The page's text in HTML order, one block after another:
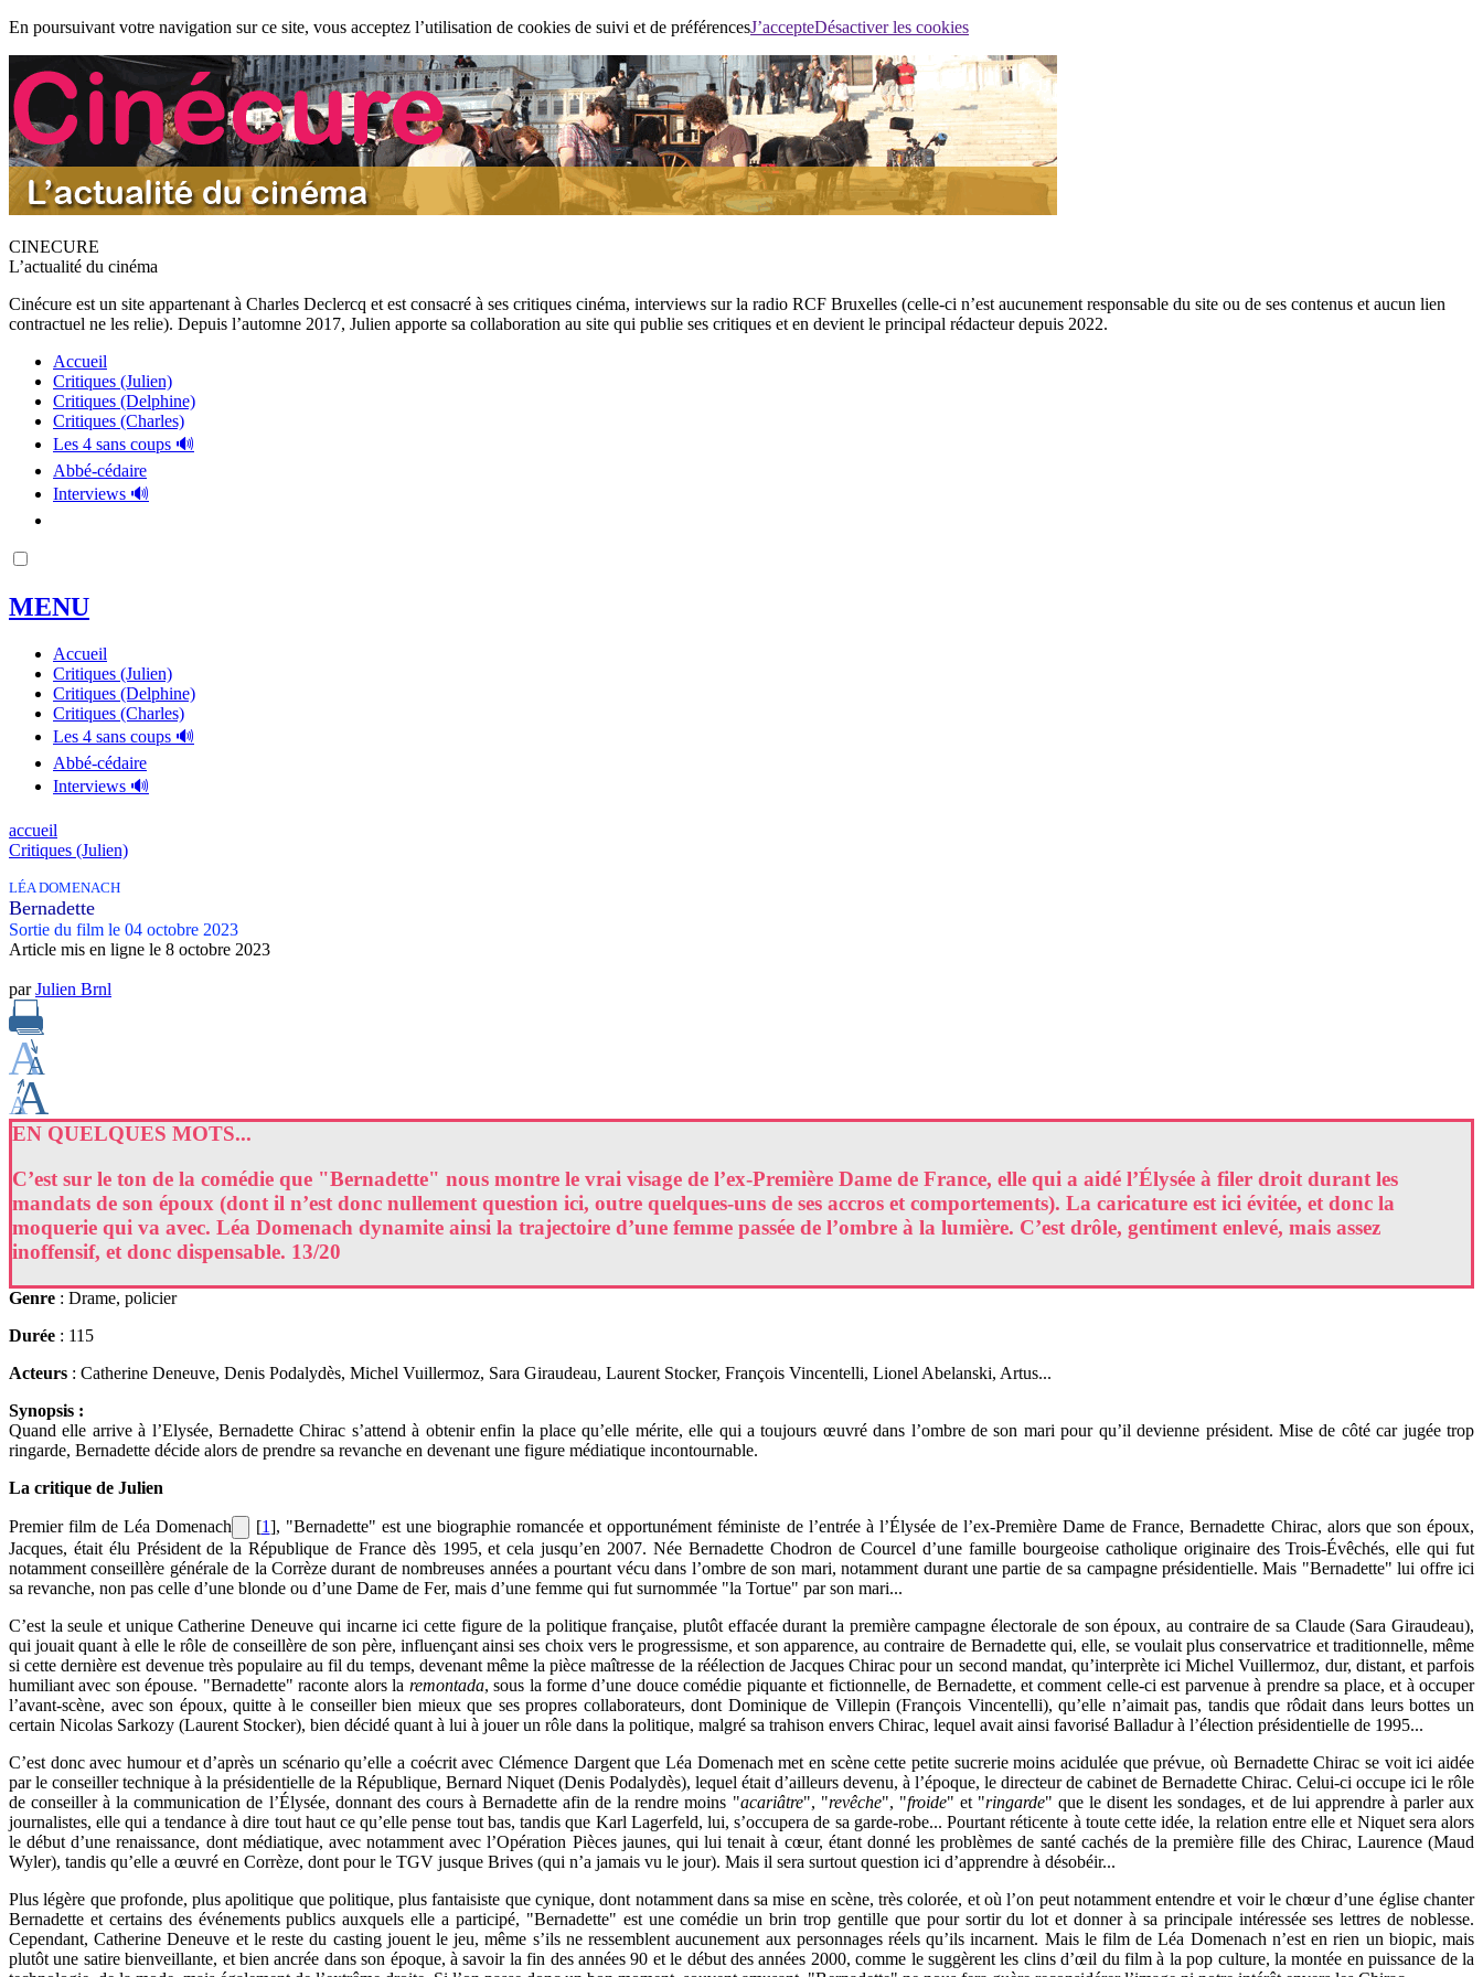
En poursuivant votre navigation sur ce site, vous acceptez l’utilisation de cookies de suivi et de préférencesJ’accepteDésactiver les cookies
CINECURE
L’actualité du cinéma
Cinécure est un site appartenant à Charles Declercq et est consacré à ses critiques cinéma, interviews sur la radio RCF Bruxelles (celle-ci n’est aucunement responsable du site ou de ses contenus et aucun lien
contractuel ne les relie). Depuis l’automne 2017, Julien apporte sa collaboration au site qui publie ses critiques et en devient le principal rédacteur depuis 2022.
Accueil
Critiques (Julien)
Critiques (Delphine)
Critiques (Charles)
Les 4 sans coups 🔊
Abbé-cédaire
Interviews 🔊
MENU
Accueil
Critiques (Julien)
Critiques (Delphine)
Critiques (Charles)
Les 4 sans coups 🔊
Abbé-cédaire
Interviews 🔊
accueil
Critiques (Julien)
LÉA DOMENACH
Bernadette
Sortie du film le 04 octobre 2023
Article mis en ligne le 8 octobre 2023
parJulien Brnl
EN QUELQUES MOTS...
C’est sur le ton de la comédie que "Bernadette" nous montre le vrai visage de l’ex-Première Dame de France, elle qui a aidé l’Élysée à filer droit durant les
mandats de son époux (dont il n’est donc nullement question ici, outre quelques-uns de ses accros et comportements). La caricature est ici évitée, et donc la
moquerie qui va avec. Léa Domenach dynamite ainsi la trajectoire d’une femme passée de l’ombre à la lumière. C’est drôle, gentiment enlevé, mais assez
inoffensif, et donc dispensable. 13/20
Genre : Drame, policier
Durée : 115
Acteurs : Catherine Deneuve, Denis Podalydès, Michel Vuillermoz, Sara Giraudeau, Laurent Stocker, François Vincentelli, Lionel Abelanski, Artus...
Synopsis :
Quand elle arrive à l’Elysée, Bernadette Chirac s’attend à obtenir enfin la place qu’elle mérite, elle qui a toujours œuvré dans l’ombre de son mari pour qu’il devienne président. Mise de côté car jugée trop
ringarde, Bernadette décide alors de prendre sa revanche en devenant une figure médiatique incontournable.
La critique de Julien
Premier film de Léa Domenach [1], "Bernadette" est une biographie romancée et opportunément féministe de l’entrée à l’Élysée de l’ex-Première Dame de France, Bernadette Chirac, alors que son époux,
Jacques, était élu Président de la République de France dès 1995, et cela jusqu’en 2007. Née Bernadette Chodron de Courcel d’une famille bourgeoise catholique originaire des Trois-Évêchés, elle qui fut
notamment conseillère générale de la Corrèze durant de nombreuses années a pourtant vécu dans l’ombre de son mari, notamment durant une partie de sa campagne présidentielle. Mais "Bernadette" lui offre ici
sa revanche, non pas celle d’une blonde ou d’une Dame de Fer, mais d’une femme qui fut surnommée "la Tortue" par son mari...
C’est la seule et unique Catherine Deneuve qui incarne ici cette figure de la politique française, plutôt effacée durant la première campagne électorale de son époux, au contraire de sa Claude (Sara Giraudeau),
qui jouait quant à elle le rôle de conseillère de son père, influençant ainsi ses choix vers le progressisme, et son apparence, au contraire de Bernadette qui, elle, se voulait plus conservatrice et traditionnelle, même
si cette dernière est devenue très populaire au fil du temps, devenant même la pièce maîtresse de la réélection de Jacques Chirac pour un second mandat, qu’interprète ici Michel Vuillermoz, dur, distant, et parfois
humiliant avec son épouse. "Bernadette" raconte alors la remontada, sous la forme d’une douce comédie piquante et fictionnelle, de Bernadette, et comment celle-ci est parvenue à prendre sa place, et à occuper
l’avant-scène, avec son époux, quitte à le conseiller bien mieux que ses propres collaborateurs, dont Dominique de Villepin (François Vincentelli), qu’elle n’aimait pas, tandis que rôdait dans leurs bottes un
certain Nicolas Sarkozy (Laurent Stocker), bien décidé quant à lui à jouer un rôle dans la politique, malgré sa trahison envers Chirac, lequel avait ainsi favorisé Balladur à l’élection présidentielle de 1995...
C’est donc avec humour et d’après un scénario qu’elle a coécrit avec Clémence Dargent que Léa Domenach met en scène cette petite sucrerie moins acidulée que prévue, où Bernadette Chirac se voit ici aidée
par le conseiller technique à la présidentielle de la République, Bernard Niquet (Denis Podalydès), lequel était d’ailleurs devenu, à l’époque, le directeur de cabinet de Bernadette Chirac. Celui-ci occupe ici le rôle
de conseiller à la communication de l’Élysée, donnant des cours à Bernadette afin de la rendre moins "acariâtre", "revêche", "froide" et "ringarde" que le disent les sondages, et de lui apprendre à parler aux
journalistes, elle qui a tendance à dire tout haut ce qu’elle pense tout bas, tandis que Karl Lagerfeld, lui, s’occupera de sa garde-robe... Pourtant réticente à toute cette idée, la relation entre elle et Niquet sera alors
le début d’une renaissance, dont médiatique, avec notamment avec l’Opération Pièces jaunes, qui lui tenait à cœur, étant donné les problèmes de santé cachés de la première fille des Chirac, Laurence (Maud
Wyler), tandis qu’elle a œuvré en Corrèze, dont pour le TGV jusque Brives (qui n’a jamais vu le jour). Mais il sera surtout question ici d’apprendre à désobéir...
Plus légère que profonde, plus apolitique que politique, plus fantaisiste que cynique, dont notamment dans sa mise en scène, très colorée, et où l’on peut notamment entendre et voir le chœur d’une église chanter
Bernadette et certains des événements publics auxquels elle a participé, "Bernadette" est une comédie un brin trop gentille que pour sortir du lot et donner à sa principale intéressée ses lettres de noblesse.
Cependant, Catherine Deneuve et le reste du casting jouent le jeu, même s’ils ne ressemblent aucunement aux personnages réels qu’ils incarnent. Mais le film de Léa Domenach n’est en rien un biopic, mais
plutôt une satire bienveillante, et bien ancrée dans son époque, à savoir la fin des années 90 et le début des années 2000, comme le suggèrent les clins d’œil du film à la pop culture, la montée en puissance de la